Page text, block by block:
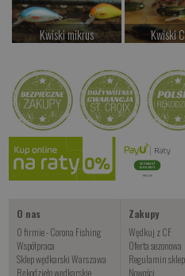
Kwiski mikrus
Kup teraz >
Kwiski
Kup
Kwiskie Gobio
od 44.00 PLN
Kup teraz >
O nas
O firmie - Corona Fishing
Współpraca
Sklep wędkarski Warszawa
Rękodzieło wędkarskie
Zakupy
Wędkuj z CF
Oferta sezonowa
Regulamin
Nowości